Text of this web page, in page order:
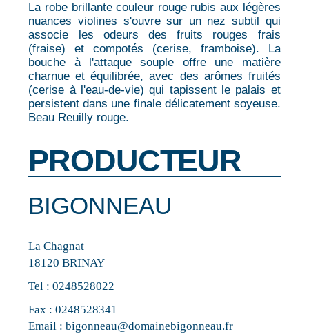
La robe brillante couleur rouge rubis aux légères
nuances violines s'ouvre sur un nez subtil qui
associe les odeurs des fruits rouges frais
(fraise) et compotés (cerise, framboise). La
bouche à l'attaque souple offre une matière
charnue et équilibrée, avec des arômes fruités
(cerise à l'eau-de-vie) qui tapissent le palais et
persistent dans une finale délicatement soyeuse.
Beau Reuilly rouge.
PRODUCTEUR
BIGONNEAU
La Chagnat
18120 BRINAY
Tel :0248528022
Fax : 0248528341
Email :bigonneau@domainebigonneau.fr